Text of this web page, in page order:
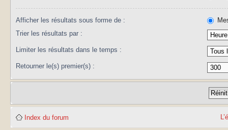
Afficher les résultats sous forme de :
Trier les résultats par :
Limiter les résultats dans le temps :
Retourner le(s) premier(s) :
Index du forum